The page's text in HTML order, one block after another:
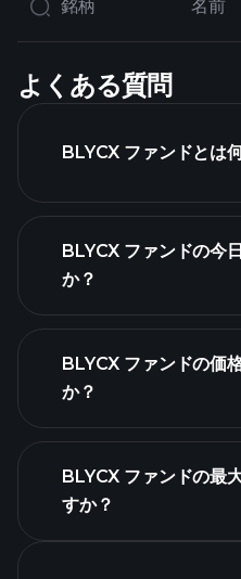
銘柄 名前
よくある質問
BLYCX ファンドとは
BLYCX ファンドの今
か？
BLYCX ファンドの価
か？
BLYCX ファンドの最
すか？